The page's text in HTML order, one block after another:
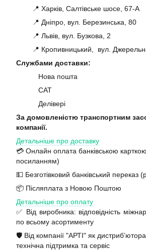
📍 Харків, Салтівське шосе, 67-А
📍 Дніпро, вул. Березинська, 80
📍 Львів, вул. Бузкова, 2
📍 Кропивницький, вул.
Службами доставки:
Нова пошта
САТ
Делівері
За домовленістю транспортним
компанії.
Детальніше про доставку
💳 Онлайн оплата банківською карткою
посиланням)
💵 Безготівковий банківський переказ
📦 Післяплата з Новою Поштою
Детальніше про оплату
✅ Від виробника: відповідність
по всьому асортименту
🛡️ Від компанії "АРТІ" як
технічна підтримка та сервіс